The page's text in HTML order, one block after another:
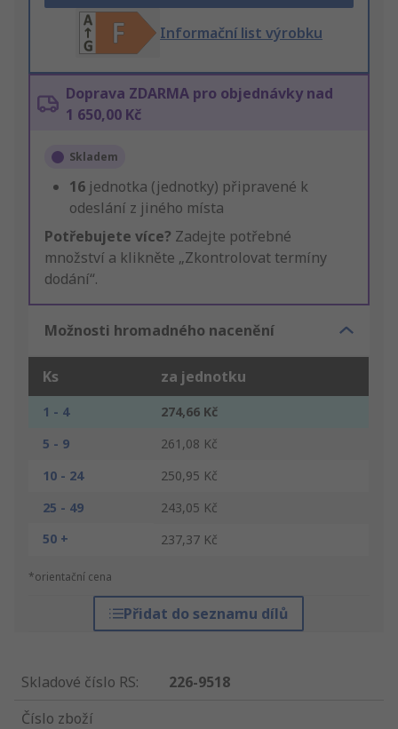
Informační list výrobku
Doprava ZDARMA pro objednávky nad
1 650,00 Kč
Skladem
16 jednotka (jednotky) připravené k
odeslání z jiného místa
Potřebujete více? Zadejte potřebné
množství a klikněte „Zkontrolovat termíny
dodání“.
Možnosti hromadného nacenění
Ks za jednotku
1 - 4
274,66 Kč
5 - 9
261,08 Kč
10 - 24
250,95 Kč
25 - 49
243,05 Kč
50 +
237,37 Kč
*orientační cena
Přidat do seznamu dílů
Skladové číslo RS:
226-9518
Číslo zboží